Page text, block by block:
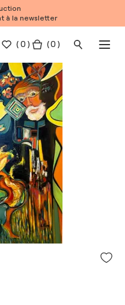
à la newsletter
(0 ) ( 0 )